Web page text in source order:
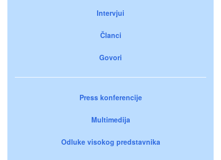
Intervjui
Članci
Govori
Press konferencije
Multimedija
Odluke visokog predstavnika